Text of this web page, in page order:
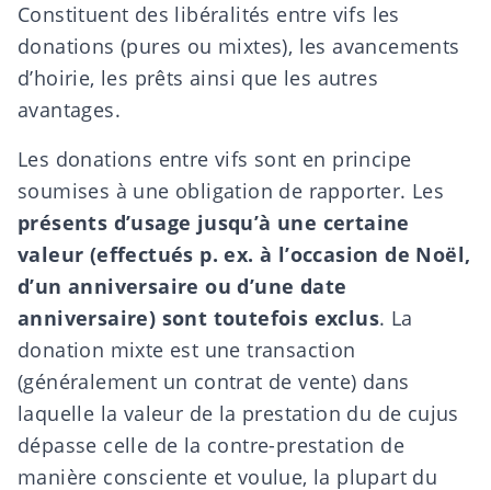
Constituent des libéralités entre vifs les
donations (pures ou mixtes), les avancements
d’hoirie, les prêts ainsi que les autres
avantages.
Les donations entre vifs sont en principe
soumises à une obligation de rapporter. Les
présents d’usage jusqu’à une certaine
valeur (effectués p. ex. à l’occasion de Noël,
d’un anniversaire ou d’une date
anniversaire) sont toutefois exclus. La
donation mixte est une transaction
(généralement un contrat de vente) dans
laquelle la valeur de la prestation du de cujus
dépasse celle de la contre-prestation de
manière consciente et voulue, la plupart du